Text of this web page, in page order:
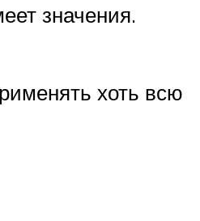
значения.
хоть всю